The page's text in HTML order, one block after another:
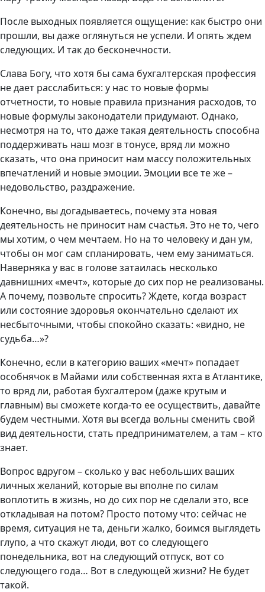
После выходных появляется ощущение: как быстро они
прошли, вы даже оглянуться не успели. И опять ждем
следующих. И так до бесконечности.
Слава Богу, что хотя бы сама бухгалтерская профессия
не дает расслабиться: у нас то новые формы
отчетности, то новые правила признания расходов, то
новые формулы законодатели придумают. Однако,
несмотря на то, что даже такая деятельность способна
поддерживать наш мозг в тонусе, вряд ли можно
сказать, что она приносит нам массу положительных
впечатлений и новые эмоции. Эмоции все те же –
недовольство, раздражение.
Конечно, вы догадываетесь, почему эта новая
деятельность не приносит нам счастья. Это не то, чего
мы хотим, о чем мечтаем. Но на то человеку и дан ум,
чтобы он мог сам спланировать, чем ему заниматься.
Наверняка у вас в голове затаилась несколько
давнишних «мечт», которые до сих пор не реализованы.
А почему, позвольте спросить? Ждете, когда возраст
или состояние здоровья окончательно сделают их
несбыточными, чтобы спокойно сказать: «видно, не
судьба…»?
Конечно, если в категорию ваших «мечт» попадает
особнячок в Майами или собственная яхта в Атлантике,
то вряд ли, работая бухгалтером (даже крутым и
главным) вы сможете когда-то ее осуществить, давайте
будем честными. Хотя вы всегда вольны сменить свой
вид деятельности, стать предпринимателем, а там – кто
знает.
Вопрос вдругом – сколько у вас небольших ваших
личных желаний, которые вы вполне по силам
воплотить в жизнь, но до сих пор не сделали это, все
откладывая на потом? Просто потому что: сейчас не
время, ситуация не та, деньги жалко, боимся выглядеть
глупо, а что скажут люди, вот со следующего
понедельника, вот на следующий отпуск, вот со
следующего года… Вот в следующей жизни? Не будет
такой.